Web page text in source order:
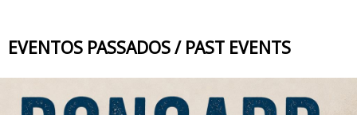
EVENTOS PASSADOS / PAST EVENTS